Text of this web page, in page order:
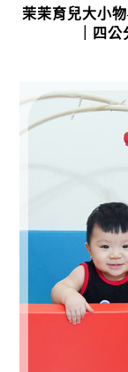
茉茉育兒大小
｜四